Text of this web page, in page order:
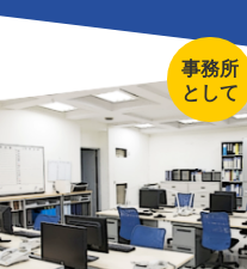
事務所
として